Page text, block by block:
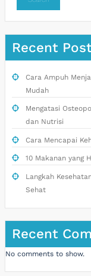
Recent
Cara Ampuh
Mudah
Mengatasi
dan Nutrisi
Cara Mencapai
10 Makanan yang
Langkah
Sehat
Recent
No comments to show.